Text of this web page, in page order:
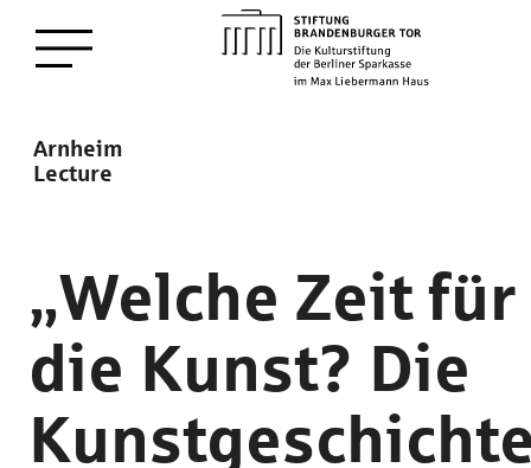
Hauptinhalt
Arnheim
Lecture
„Welche Zeit für
die Kunst? Die